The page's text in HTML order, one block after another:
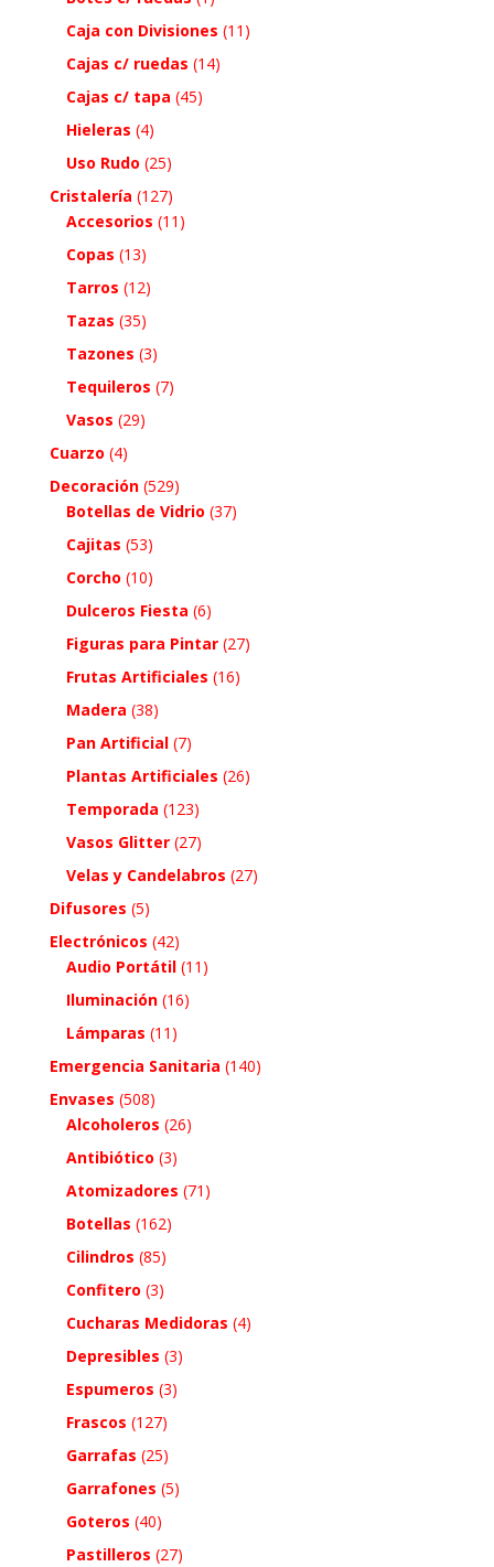
Caja con Divisiones (11)
Cajas c/ ruedas (14)
Cajas c/ tapa (45)
Hieleras (4)
Uso Rudo (25)
Cristalería (127)
Accesorios (11)
Copas (13)
Tarros (12)
Tazas (35)
Tazones (3)
Tequileros (7)
Vasos (29)
Cuarzo (4)
Decoración (529)
Botellas de Vidrio (37)
Cajitas (53)
Corcho (10)
Dulceros Fiesta (6)
Figuras para Pintar (27)
Frutas Artificiales (16)
Madera (38)
Pan Artificial (7)
Plantas Artificiales (26)
Temporada (123)
Vasos Glitter (27)
Velas y Candelabros (27)
Difusores (5)
Electrónicos (42)
Audio Portátil (11)
Iluminación (16)
Lámparas (11)
Emergencia Sanitaria (140)
Envases (508)
Alcoholeros (26)
Antibiótico (3)
Atomizadores (71)
Botellas (162)
Cilindros (85)
Confitero (3)
Cucharas Medidoras (4)
Depresibles (3)
Espumeros (3)
Frascos (127)
Garrafas (25)
Garrafones (5)
Goteros (40)
Pastilleros (27)